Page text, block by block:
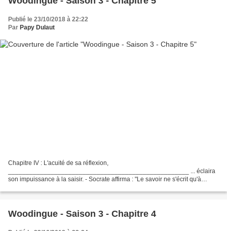
Publié le 23/10/2018 à 22:22
Par Papy Dulaut
Chapitre IV : L'acuité de sa réflexion,
___________________________________________________ ... éclaira
son impuissance à la saisir. - Socrate affirma : "Le savoir ne s'écrit qu'à
Woodingue - Saison 3 - Chapitre 4